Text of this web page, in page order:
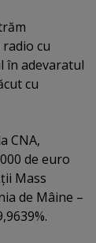
cu
în adevaratul
cu
CNA,
de euro
Mass
de Mâine –